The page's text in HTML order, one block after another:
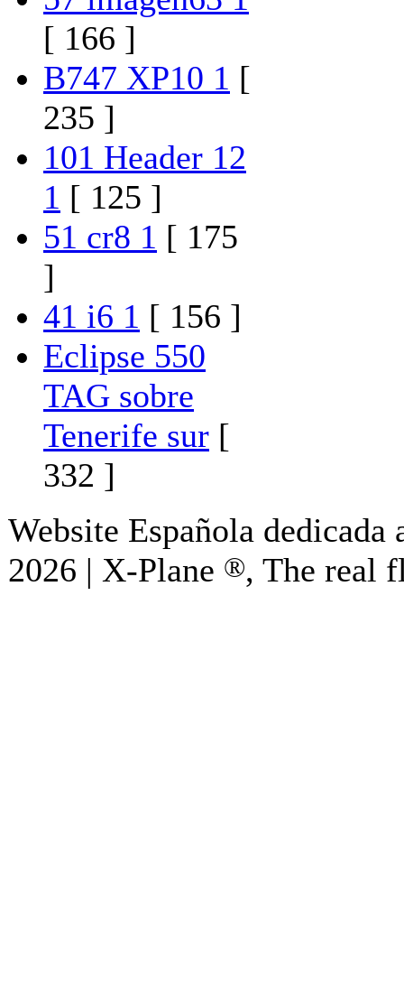
[ 166 ]
B747 XP10 1 [
235 ]
101 Header 12
1 [ 125 ]
51 cr8 1 [ 175
]
41 i6 1 [ 156 ]
Eclipse 550
TAG sobre
Tenerife sur [
332 ]
Website Española
2026 | X-Plane ®, The real